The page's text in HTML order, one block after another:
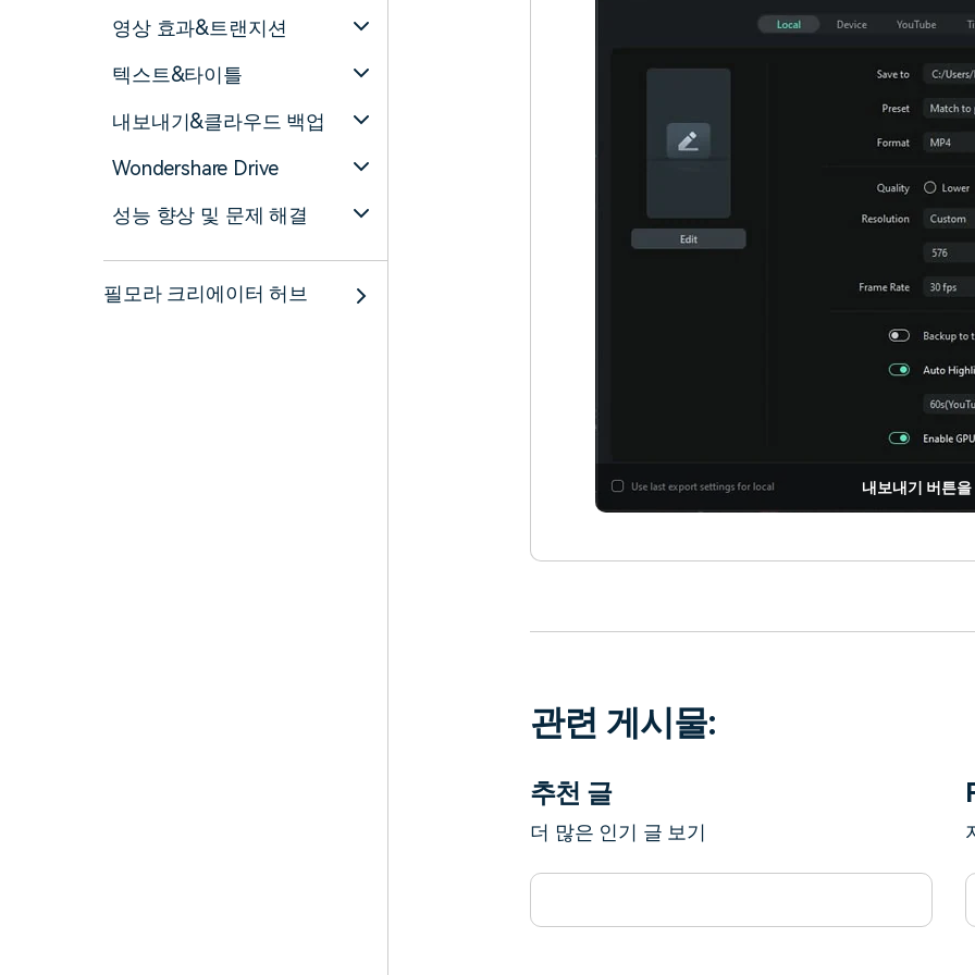
영상 효과&트랜지션
텍스트&타이틀
내보내기&클라우드 백업
Wondershare Drive
성능 향상 및 문제 해결
필모라 크리에이터 허브
내보내기 버튼
관련 게시물:
추천 글
더 많은 인기 글 보기